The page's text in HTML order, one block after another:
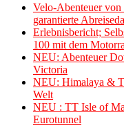
Velo-Abenteuer
garantierte
Erlebnisbericht;
100 mit dem
NEU: Abenteuer
Victoria
NEU: Himalaya &
Welt
NEU : TT Isle of
Eurotunnel